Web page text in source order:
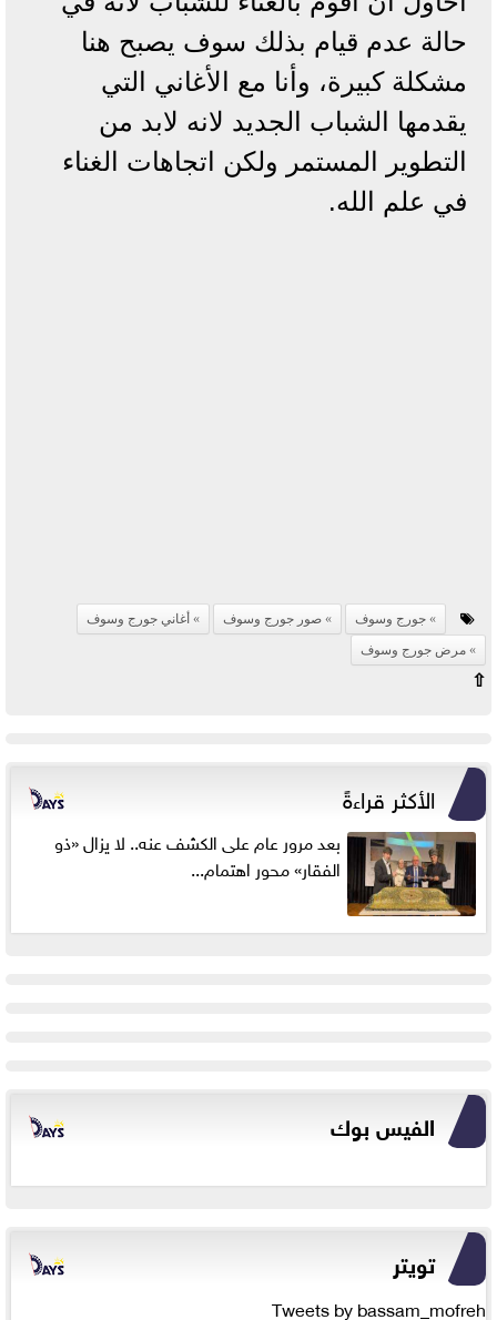
حالة عدم قيام بذلك سوف يصبح هنا
مشكلة كبيرة، وأنا مع الأغاني التي
يقدمها الشباب الجديد لانه لابد من
التطوير المستمر ولكن اتجاهات الغناء
في علم الله.
جورج وسوف صور جورج وسوف
أغاني جورج وسوف
مرض جورج وسوف
⇧
الأكثر قراءةً
بعد مرور عام على الكشف عنه.. لا يزال «ذو
الفقار» محور اهتمام...
الفيس بوك
تويتر
Tweets by bassam_mofreh